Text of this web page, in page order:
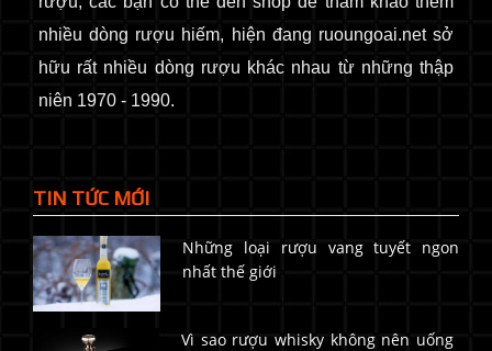
nhiều dòng rượu hiếm, hiện đang ruoungoai.net sở
hữu rất nhiều dòng rượu khác nhau từ những thập
niên 1970 - 1990.
TIN TỨC MỚI
Những loại rượu vang tuyết ngon
nhất thế giới
Vì sao rượu whisky không nên uống